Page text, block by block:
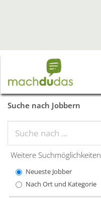
Suche nach Jobbern
Weitere Suchmöglichkeiten
Neueste Jobber
Nach Ort und Kategorie